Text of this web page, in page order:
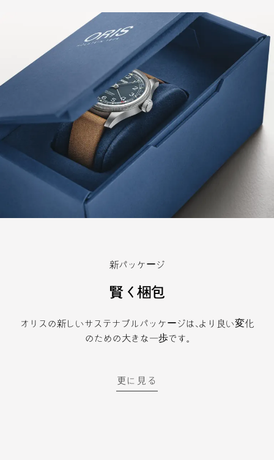
新パッケージ
賢く梱包
オリスの新しいサステナブルパッケージは、より良い変化
のための大きな一歩です。
更に見る